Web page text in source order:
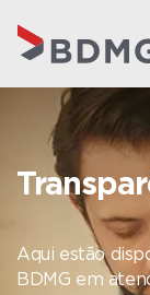
Aqui estão
BDMG em